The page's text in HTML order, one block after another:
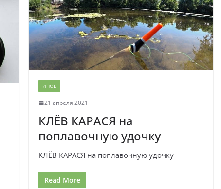
ИНОЕ
21 апреля 2021
КЛЁВ КАРАСЯ на
поплавочную удочку
КЛЁВ КАРАСЯ на поплавочную удочку
Read More